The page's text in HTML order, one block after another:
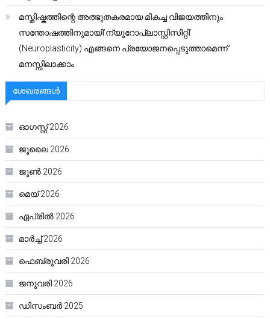
മസ്തിഷ്കത്തിന്റെ അത്ഭുതകരമായ മികച്ച വിജയത്തിനും
സന്തോഷത്തിനുമായി’ന്യൂറോപ്ലാസ്റ്റിസിറ്റി’
(Neuroplasticity):എങ്ങനെ പ്രയോജനപ്പെടുത്താമെന്ന്
മനസ്സിലാക്കാം.
ശേഖരങ്ങൾ
ഓഗസ്റ്റ്‌ 2026
ജൂലൈ 2026
ജൂൺ 2026
മെയ്‌ 2026
ഏപ്രിൽ 2026
മാർച്ച്‌ 2026
ഫെബ്രുവരി 2026
ജനുവരി 2026
ഡിസംബർ 2025